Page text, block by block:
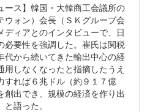
ース】韓国・大韓商工会議所の
ウォン）会長（ＳＫグループ会
ディアとのインタビューで、日
必要性を強調した。崔氏は関税
代から続いてきた輸出中心の経
用しなくなったと指摘したうえ
すれば６兆ドル（約９１７億
創出でき、規模の経済を作り出
語った。